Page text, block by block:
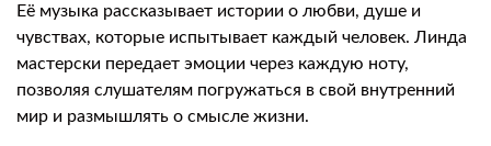
Её музыка рассказывает истории о любви, душе и
чувствах, которые испытывает каждый человек. Линда
мастерски передает эмоции через каждую ноту,
позволяя слушателям погружаться в свой внутренний
мир и размышлять о смысле жизни.